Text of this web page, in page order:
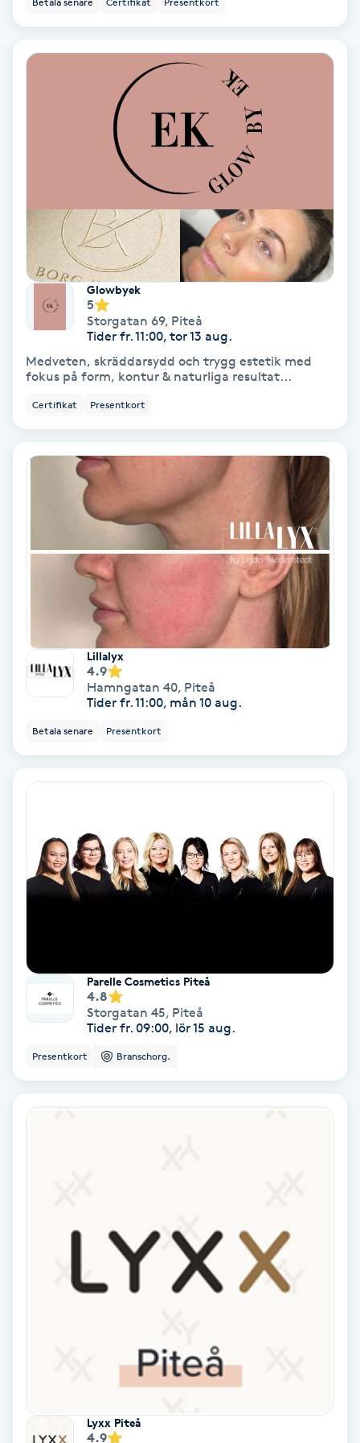
Barnklippning
Brynfärgning
Bröllopsuppsättning
Celluliter
Color correction
Damklippning
Dermapen
Enzympeeling
Extensions borttagning
Fet hårbotten
Fillers
Glowbyek
5
Storgatan 69, Piteå
Tider fr. 11:00, tor 13 aug.
Medveten, skräddarsydd och trygg estetik med
fokus på form, kontur & naturliga resultat...
Certifikat Presentkort
Lillalyx
4.9
Hamngatan 40, Piteå
Tider fr. 11:00, mån 10 aug.
Betala senare Presentkort
Parelle Cosmetics Piteå
4.8
Storgatan 45, Piteå
Tider fr. 09:00, lör 15 aug.
Presentkort Branschorg.
Lyxx Piteå
4.9